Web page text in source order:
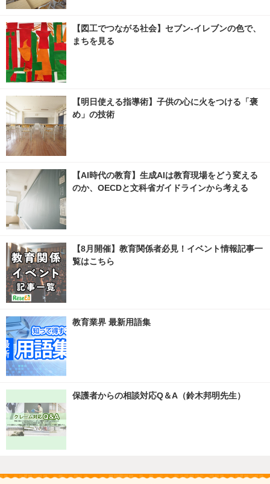
【図工でつながる社会】セブン‐イレブンの色で、
まちを見る
【明日使える指導術】子供の心に火をつける「褒
め」の技術
【AI時代の教育】生成AIは教育現場をどう変える
のか、OECDと文科省ガイドラインから考える
【8月開催】教育関係者必見！イベント情報記事一
覧はこちら
教育業界 最新用語集
保護者からの相談対応Q＆A（鈴木邦明先生）